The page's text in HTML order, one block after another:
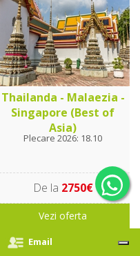
Thailanda - Malaezia -
Singapore (Best of
Asia)
Plecare 2026: 18.10
De la 2750€
Vezi oferta
Email